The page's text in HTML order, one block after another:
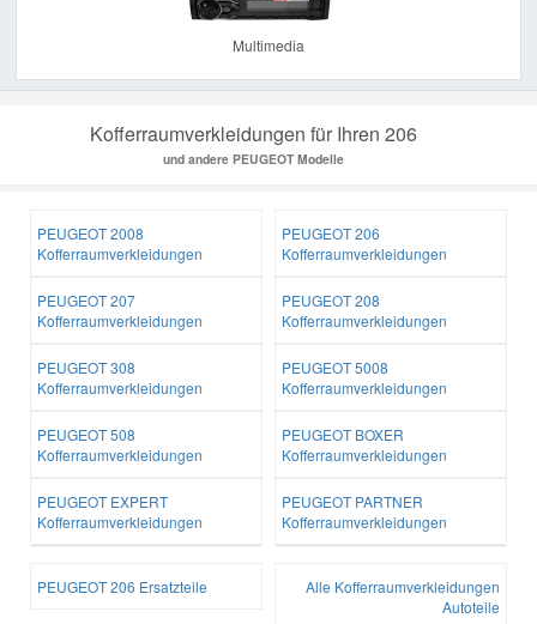
Multimedia
Kofferraumverkleidungen für Ihren 206
und andere PEUGEOT Modelle
PEUGEOT 2008
Kofferraumverkleidungen
PEUGEOT 206
Kofferraumverkleidungen
PEUGEOT 207
Kofferraumverkleidungen
PEUGEOT 208
Kofferraumverkleidungen
PEUGEOT 308
Kofferraumverkleidungen
PEUGEOT 5008
Kofferraumverkleidungen
PEUGEOT 508
Kofferraumverkleidungen
PEUGEOT BOXER
Kofferraumverkleidungen
PEUGEOT EXPERT
Kofferraumverkleidungen
PEUGEOT PARTNER
Kofferraumverkleidungen
PEUGEOT 206 Ersatzteile
Alle Kofferraumverkleidungen
Autoteile